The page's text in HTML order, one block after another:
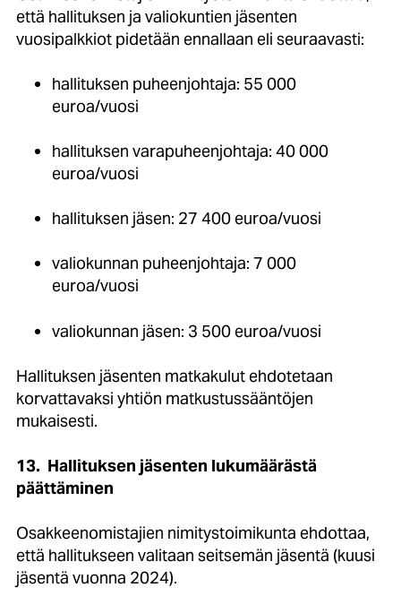
että hallituksen ja valiokuntien jäsenten
vuosipalkkiot pidetään ennallaan eli seuraavasti:
hallituksen puheenjohtaja: 55 000
euroa/vuosi
hallituksen varapuheenjohtaja: 40 000
euroa/vuosi
hallituksen jäsen: 27 400 euroa/vuosi
valiokunnan puheenjohtaja: 7 000
euroa/vuosi
valiokunnan jäsen: 3 500 euroa/vuosi
Hallituksen jäsenten matkakulut ehdotetaan
korvattavaksi yhtiön matkustussääntöjen
mukaisesti.
13. Hallituksen jäsenten lukumäärästä
päättäminen
Osakkeenomistajien nimitystoimikunta ehdottaa,
että hallitukseen valitaan seitsemän jäsentä (kuusi
jäsentä vuonna 2024).